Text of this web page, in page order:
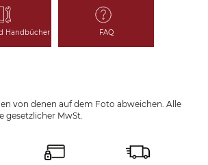
Handbücher FAQ
von denen auf dem Foto abweichen. Alle
gesetzlicher MwSt.